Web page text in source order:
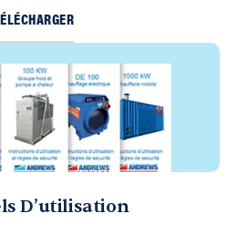
D’utilisation